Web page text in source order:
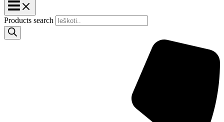
Products search